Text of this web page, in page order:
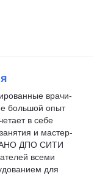
врачи-
большой опыт
в себе
и мастер-
АНО ДПО СИТИ
всеми
для